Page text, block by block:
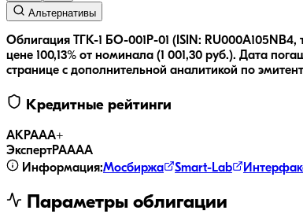
Альтернативы
Облигация ТГК-1 БО-001Р-01 (ISIN:
цене 100,13% от номинала (1 001,30 руб.). Дата
странице с дополнительной аналитикой по
Кредитные рейтинги
АКРАAA+
ЭкспертРАAAA
Информация:Мосбиржа Smart-Lab
Параметры облигации